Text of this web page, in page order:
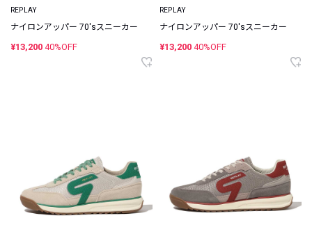
REPLAY
ナイロンアッパー 70'sスニーカー
¥13,200 40%OFF
REPLAY
ナイロンアッパー 70'sスニーカー
¥13,200 40%OFF